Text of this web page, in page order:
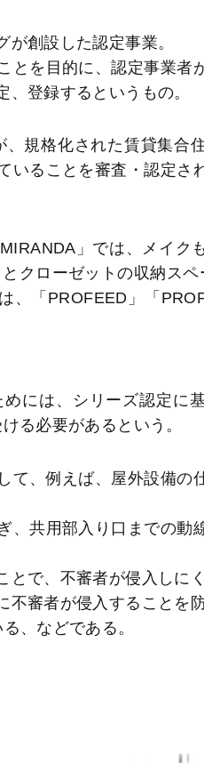
創設した認定事業。
を目的に、認定事業者
登録するというもの。
規格化された賃貸集合
いることを審査・認定さ
」では、メイク
クローゼットの収納スペ
、「PROFEED」「
には、シリーズ認定に
る必要があるという。
、例えば、屋外設備の
共用部入り口までの動
で、不審者が侵入しにく
審者が侵入することを防
、などである。